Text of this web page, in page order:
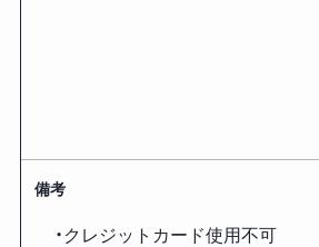
備考
・クレジットカード使用不可